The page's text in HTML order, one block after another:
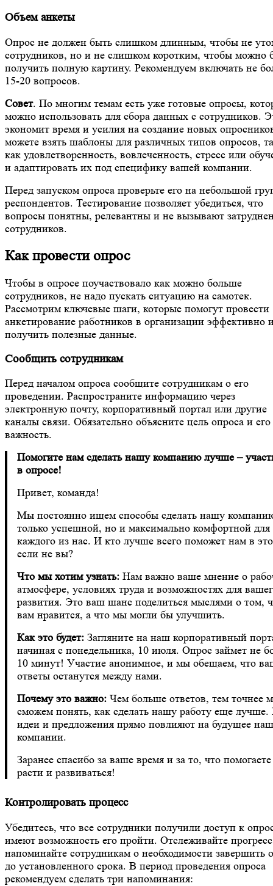
Объем анкеты
Опрос не должен быть слишком длинным, чтобы не
сотрудников, но и не слишком коротким, чтобы можно
получить полную картину. Рекомендуем включать не
15-20 вопросов.
Совет. По многим темам есть уже готовые опросы,
можно использовать для сбора данных с сотрудников.
экономит время и усилия на создание новых
можете взять шаблоны для различных типов опросов,
как удовлетворенность, вовлеченность, стресс или
и адаптировать их под специфику вашей компании.
Перед запуском опроса проверьте его на небольшой
респондентов. Тестирование позволяет убедиться, что
вопросы понятны, релевантны и не вызывают
сотрудников.
Как провести опрос
Чтобы в опросе поучаствовало как можно больше
сотрудников, не надо пускать ситуацию на самотек.
Рассмотрим ключевые шаги, которые помогут провести
анкетирование работников в организации эффективно
получить полезные данные.
Сообщить сотрудникам
Перед началом опроса сообщите сотрудникам о его
проведении. Распространите информацию через
электронную почту, корпоративный портал или другие
каналы связи. Обязательно объясните цель опроса и его
важность.
Помогите нам сделать нашу компанию лучше –
в опросе!
Привет, команда!
Мы постоянно ищем способы сделать нашу
только успешной, но и максимально комфортной для
каждого из нас. И кто лучше всего поможет нам в
если не вы?
Что мы хотим узнать: Нам важно ваше мнение о
атмосфере, условиях труда и возможностях для
развития. Это ваш шанс поделиться мыслями о том,
вам нравится, а что мы могли бы улучшить.
Как это будет: Загляните на наш корпоративный
начиная с понедельника, 10 июля. Опрос займет не
10 минут! Участие анонимное, и мы обещаем, что
ответы останутся между нами.
Почему это важно: Чем больше ответов, тем точнее
сможем понять, как сделать нашу работу еще
идеи и предложения прямо повлияют на будущее
компании.
Заранее спасибо за ваше время и за то, что
расти и развиваться!
Контролировать процесс
Убедитесь, что все сотрудники получили доступ к
имеют возможность его пройти. Отслеживайте
напоминайте сотрудникам о необходимости завершить
до установленного срока. В период проведения опроса
рекомендуем сделать три напоминания: